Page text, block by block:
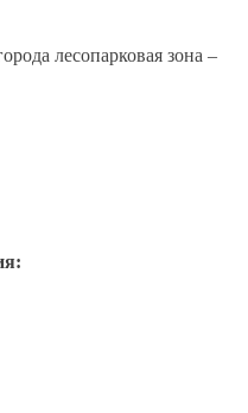
лесопарковая зона –